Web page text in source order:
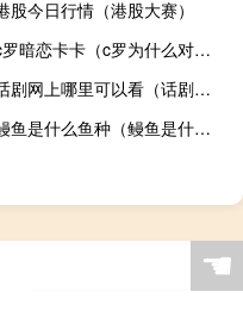
股今日行情（港股大赛）
c罗暗恋卡卡（c罗为什么对卡卡那么好）
话剧网上哪里可以看（话剧网）
鳗鱼是什么鱼种（鳗鱼是什么鱼）
☚